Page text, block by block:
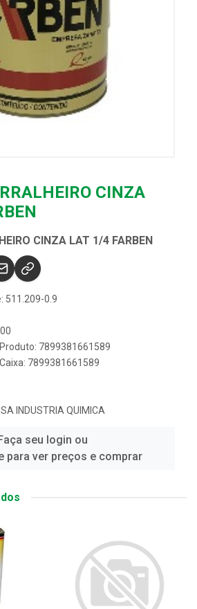
CINZA
CINZA LAT 1/4 FARBEN
511.209-0.9
7899381661589
7899381661589
SA INDUSTRIA QUIMICA
seu login ou
para ver preços e comprar